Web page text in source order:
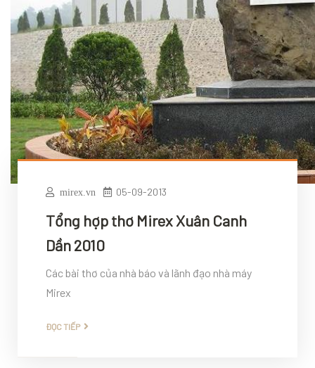
mirex.vn 05-09-2013
Tổng hợp thơ Mirex Xuân Canh
Dần 2010
Các bài thơ của nhà báo và lãnh đạo nhà máy
Mirex
ĐỌC TIẾP